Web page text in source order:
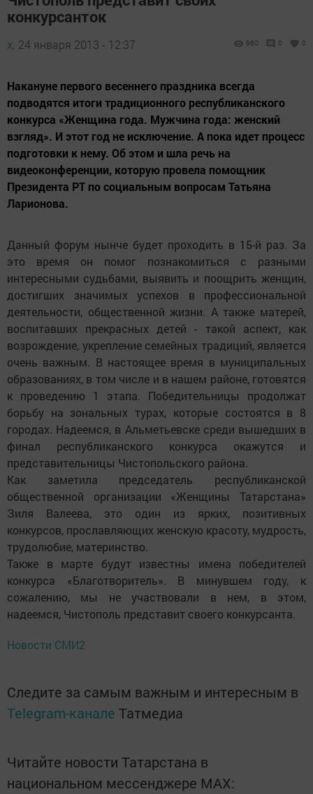
конкурсанток
х, 24 января 2013 - 12:37 960 0 0
Накануне первого весеннего праздника всегда
подводятся итоги традиционного республиканского
конкурса «Женщина года. Мужчина года: женский
взгляд». И этот год не исключение. А пока идет процесс
подготовки к нему. Об этом и шла речь на
видеоконференции, которую провела помощник
Президента РТ по социаль­ным вопросам Татьяна
Ларионова.
Данный форум нынче будет проходить в 15-й раз. За
это время он помог познакомиться с разными
интересными судьбами, выявить и поощрить женщин,
достигших значимых успехов в профессиональной
деятельности, общественной жизни. А также матерей,
воспитавших прекрасных детей - такой аспект, как
возрождение, укрепление семейных традиций, является
очень важным. В настоящее время в муниципальных
образованиях, в том числе и в нашем районе, готовятся
к проведению 1 этапа. Победительницы продолжат
борьбу на зональных турах, которые состоятся в 8
городах. Надеемся, в Альметьевске среди вышедших в
финал республиканского конкурса окажутся и
представительницы Чистопольского района.
Как заметила председатель республиканской
общественной организации «Женщины Татарстана»
Зиля Валеева, это один из ярких, позитивных
конкурсов, прославляющих женскую красоту, мудрость,
трудолюбие, материнство.
Также в марте будут известны имена победителей
конкурса «Благотворитель». В минувшем году, к
сожалению, мы не участвовали в нем, в этом,
надеемся, Чистополь представит своего конкурсанта.
Новости СМИ2
Следите за самым важным и интересным в
Telegram-канале Татмедиа
Читайте новости Татарстана в
национальном мессенджере MАХ: